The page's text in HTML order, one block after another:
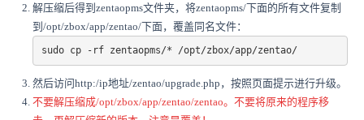
解压缩后得到zentaopms文件夹，将zentaopms/下面的所有文件复制
到/opt/zbox/app/zentao/下面，覆盖同名文件：
sudo cp -rf zentaopms/* /opt/zbox/app/zentao/
然后访问http:/ip地址/zentao/upgrade.php，按照页面提示进行升级。
不要解压缩成/opt/zbox/app/zentao/zentao。不要将原来的程序移